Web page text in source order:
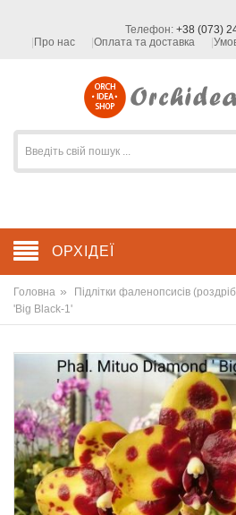
Телефон: +38 (073)
Про нас
Оплата та доставка
ОРХІДЕЇ
Головна » Підлітки фаленопсисів
'Big Black-1'